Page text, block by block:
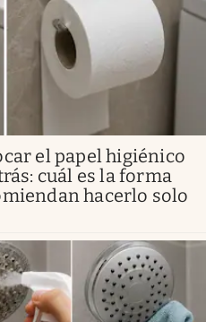
el papel higiénico
cuál es la forma
hacerlo solo